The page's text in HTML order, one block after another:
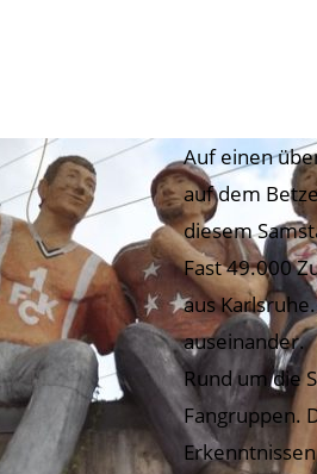
Auf einen
auf dem
diesem
Fast 49.000
aus
auseinander.
Rund um die
Fangruppen.